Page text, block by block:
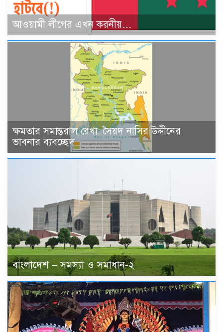
আওয়ামী লীগের এখন করনীয়…
ক্ষমতার সমান্তরাল রেখা: সৈয়দ নাসির উদ্দীনের
ভাবনার ব্যবচ্ছেদ
বাংলাদেশ – সমস্যা ও সমাধান-২